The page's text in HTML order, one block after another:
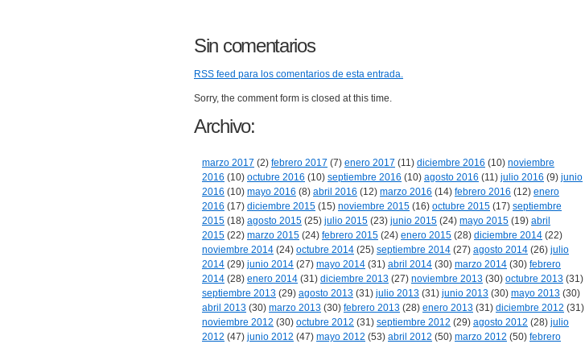
Sin comentarios
RSS feed para los comentarios de esta entrada.
Sorry, the comment form is closed at this time.
Archivo:
marzo 2017 (2) febrero 2017 (7) enero 2017 (11) diciembre 2016 (10) noviembre
2016 (10) octubre 2016 (10) septiembre 2016 (10) agosto 2016 (11) julio 2016 (9) junio
2016 (10) mayo 2016 (8) abril 2016 (12) marzo 2016 (14) febrero 2016 (12) enero
2016 (17) diciembre 2015 (15) noviembre 2015 (16) octubre 2015 (17) septiembre
2015 (18) agosto 2015 (25) julio 2015 (23) junio 2015 (24) mayo 2015 (19) abril
2015 (22) marzo 2015 (24) febrero 2015 (24) enero 2015 (28) diciembre 2014 (22)
noviembre 2014 (24) octubre 2014 (25) septiembre 2014 (27) agosto 2014 (26) julio
2014 (29) junio 2014 (27) mayo 2014 (31) abril 2014 (30) marzo 2014 (30) febrero
2014 (28) enero 2014 (31) diciembre 2013 (27) noviembre 2013 (30) octubre 2013 (31)
septiembre 2013 (29) agosto 2013 (31) julio 2013 (31) junio 2013 (30) mayo 2013 (30)
abril 2013 (30) marzo 2013 (30) febrero 2013 (28) enero 2013 (31) diciembre 2012 (31)
noviembre 2012 (30) octubre 2012 (31) septiembre 2012 (29) agosto 2012 (28) julio
2012 (47) junio 2012 (47) mayo 2012 (53) abril 2012 (50) marzo 2012 (50) febrero